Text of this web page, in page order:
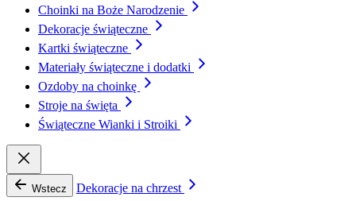
Choinki na Boże Narodzenie
Dekoracje świąteczne
Kartki świąteczne
Materiały świąteczne i dodatki
Ozdoby na choinkę
Stroje na święta
Świąteczne Wianki i Stroiki
Wstecz Dekoracje na chrzest